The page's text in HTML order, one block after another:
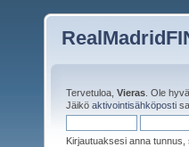
Tervetuloa, Vieras . Ole
Jäikö aktivointisähköposti
Kirjautuaksesi anna